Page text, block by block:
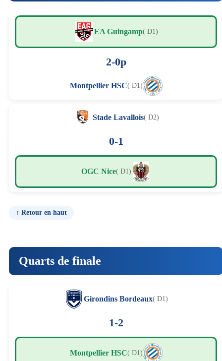
EA Guingamp( D1)
2-0p
Montpellier HSC( D1)
Stade Lavallois( D2)
0-1
OGC Nice( D1)
↑ Retour en haut
Quarts de finale
Girondins Bordeaux( D1)
1-2
Montpellier HSC( D1)